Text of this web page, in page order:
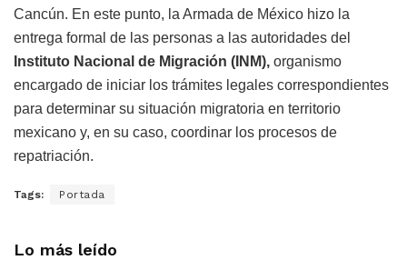
Cancún. En este punto, la Armada de México hizo la
entrega formal de las personas a las autoridades del
Instituto Nacional de Migración (INM), organismo
encargado de iniciar los trámites legales correspondientes
para determinar su situación migratoria en territorio
mexicano y, en su caso, coordinar los procesos de
repatriación.
Tags: Portada
Lo más leído